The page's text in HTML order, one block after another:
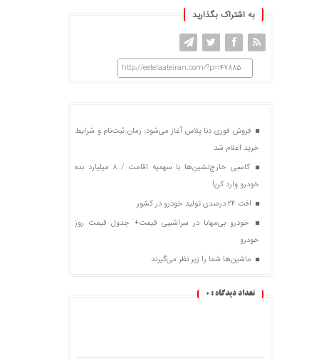
به اشتراک بگذارید
http://eetelaateiran.com/?p=147885
فروش فوری دنا پلاس آغاز می‌شود؛ زمان ثبت‌نام و شرایط
خرید اعلام شد
کاسبی خارج‌نشین‌ها با سهمیه اقامت / ۸ میلیارد بده
خودرو وارد کن!
افت ۲۴ درصدی تولید خودرو در کشور
خودرو بی‌مهابا در سراشیبی قیمت+ جدول قیمت روز
خودرو
ماشین‌ها شما را زیر نظر می‌گیرند
تعداد دیدگاه : 0